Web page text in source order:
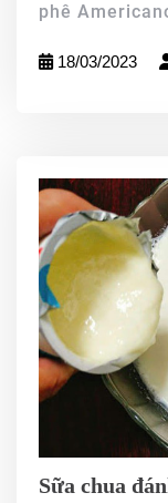
phê
18/03/2023
Sữa chua